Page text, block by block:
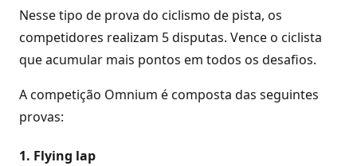
Nesse tipo de prova do ciclismo de pista, os
competidores realizam 5 disputas. Vence o ciclista
que acumular mais pontos em todos os desafios.
A competição Omnium é composta das seguintes
provas:
1. Flying lap